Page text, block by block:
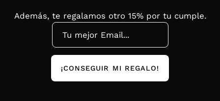
Además, te regalamos otro 15% por tu cumple.
¡CONSEGUIR MI REGALO!